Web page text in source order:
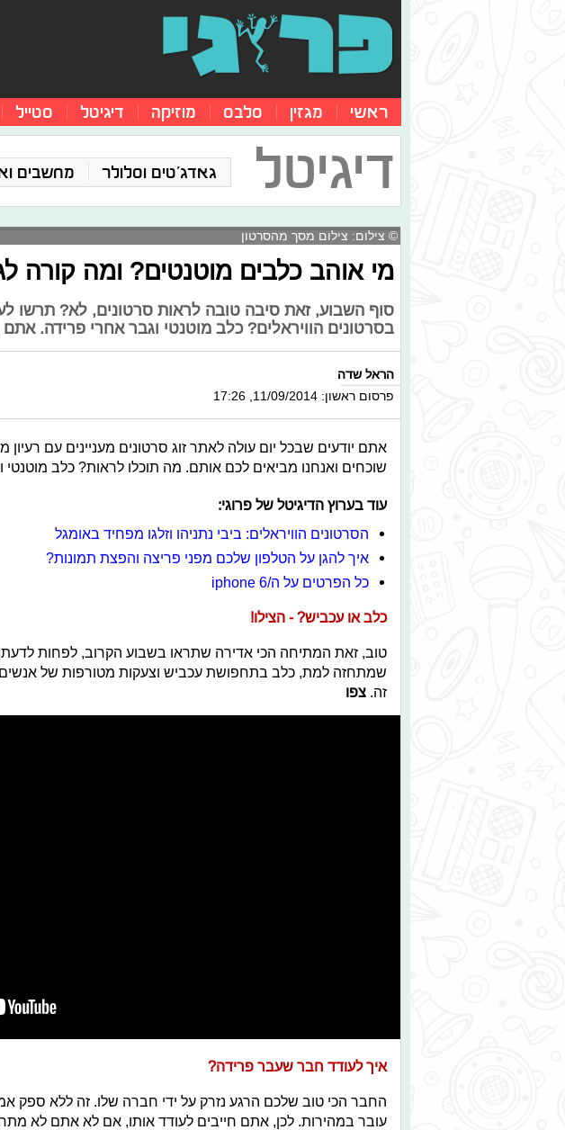
ראשי מגזין סלבס מוזיקה דיגיטל סטייל
דיגיטל גאדג'טים וסלולר מחשבים
© צילום: צילום מסך מהסרטון
מי אוהב כלבים מוטנטים? ומה קורה
סוף השבוע, זאת סיבה טובה לראות סרטונים, לא? תרשו
בסרטונים הוויראלים? כלב מוטנטי וגבר אחרי פרידה. אתם
הראל שדה
פרסום ראשון: 11/09/2014, 17:26
אתם יודעים שבכל יום עולה לאתר זוג סרטונים מעניינים עם
שוכחים ואנחנו מביאים לכם אותם. מה תוכלו לראות? כלב מוטנטי
עוד בערוץ הדיגיטל של פרוגי:
הסרטונים הוויראלים: ביבי נתניהו וזלגו מפחיד באומגל
איך להגן על הטלפון שלכם מפני פריצה והפצת תמונות?
כל הפרטים על ה/iphone 6
כלב או עכביש? - הצילו!
טוב, זאת המתיחה הכי אדירה שתראו בשבוע הקרוב, לפחות
שמתחזה למת, כלב בתחפושת עכביש וצעקות מטורפות של
זה. צפו
איך לעודד חבר שעבר פרידה?
החבר הכי טוב שלכם הרגע נזרק על ידי חברה שלו. זה ללא ספק
עובר במהירות. לכן, אתם חייבים לעודד אותו, אם לא אתם לא